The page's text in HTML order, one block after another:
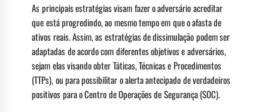
As principais estratégias visam fazer o adversário acreditar
que está progredindo, ao mesmo tempo em que o afasta de
ativos reais. Assim, as estratégias de dissimulação podem ser
adaptadas de acordo com diferentes objetivos e adversários,
sejam elas visando obter Táticas, Técnicas e Procedimentos
(TTPs), ou para possibilitar o alerta antecipado de verdadeiros
positivos para o Centro de Operações de Segurança (SOC).